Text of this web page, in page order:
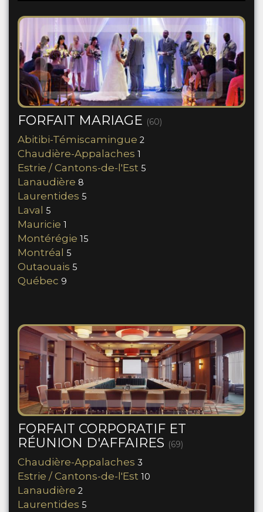
FORFAIT MARIAGE (60)
Abitibi-Témiscamingue 2
Chaudière-Appalaches 1
Estrie / Cantons-de-l'Est 5
Lanaudière 8
Laurentides 5
Laval 5
Mauricie 1
Montérégie 15
Montréal 5
Outaouais 5
Québec 9
FORFAIT CORPORATIF ET
RÉUNION D'AFFAIRES (69)
Chaudière-Appalaches 3
Estrie / Cantons-de-l'Est 10
Lanaudière 2
Laurentides 5